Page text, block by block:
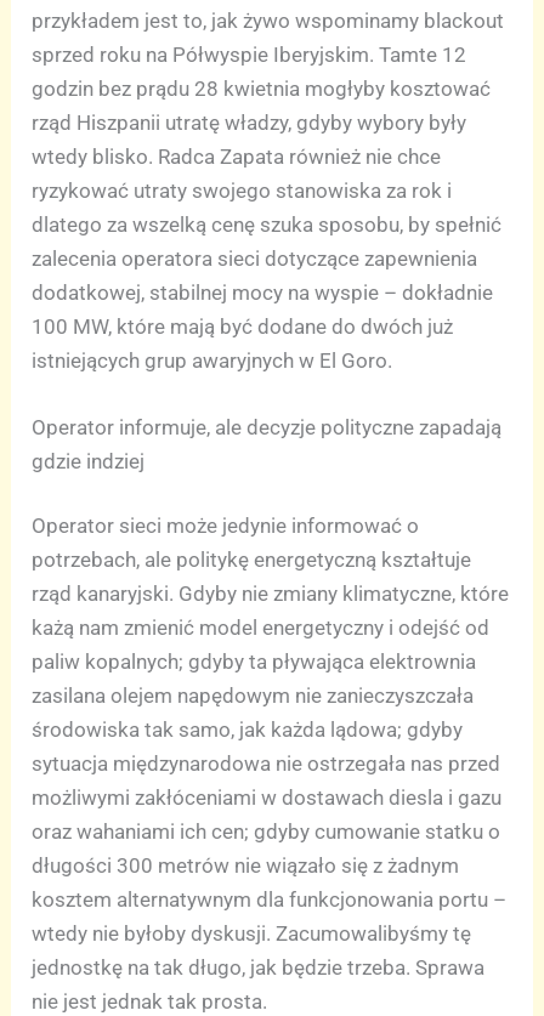
przykładem jest to, jak żywo wspominamy blackout
sprzed roku na Półwyspie Iberyjskim. Tamte 12
godzin bez prądu 28 kwietnia mogłyby kosztować
rząd Hiszpanii utratę władzy, gdyby wybory były
wtedy blisko. Radca Zapata również nie chce
ryzykować utraty swojego stanowiska za rok i
dlatego za wszelką cenę szuka sposobu, by spełnić
zalecenia operatora sieci dotyczące zapewnienia
dodatkowej, stabilnej mocy na wyspie – dokładnie
100 MW, które mają być dodane do dwóch już
istniejących grup awaryjnych w El Goro.
Operator informuje, ale decyzje polityczne zapadają
gdzie indziej
Operator sieci może jedynie informować o
potrzebach, ale politykę energetyczną kształtuje
rząd kanaryjski. Gdyby nie zmiany klimatyczne, które
każą nam zmienić model energetyczny i odejść od
paliw kopalnych; gdyby ta pływająca elektrownia
zasilana olejem napędowym nie zanieczyszczała
środowiska tak samo, jak każda lądowa; gdyby
sytuacja międzynarodowa nie ostrzegała nas przed
możliwymi zakłóceniami w dostawach diesla i gazu
oraz wahaniami ich cen; gdyby cumowanie statku o
długości 300 metrów nie wiązało się z żadnym
kosztem alternatywnym dla funkcjonowania portu –
wtedy nie byłoby dyskusji. Zacumowalibyśmy tę
jednostkę na tak długo, jak będzie trzeba. Sprawa
nie jest jednak tak prosta.